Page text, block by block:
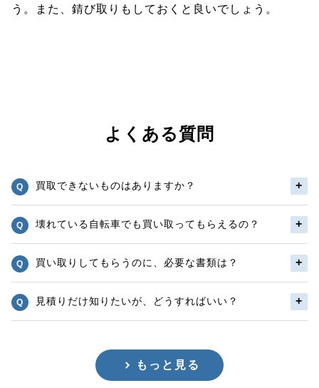
う。また、錆び取りもしておくと良いでしょう。
よくある質問
買取できないものはありますか？
壊れている自転車でも買い取ってもらえるの？
買い取りしてもらうのに、必要な書類は？
見積りだけ知りたいが、どうすればいい？
もっと見る